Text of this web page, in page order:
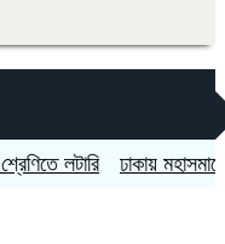
লটারি ঢাকায়